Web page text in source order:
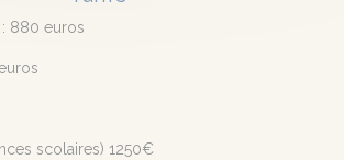
Noël : 880 euros
580 €
scolaires) 1250€